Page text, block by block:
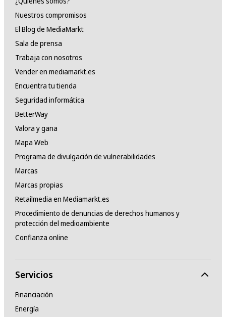
Nuestros compromisos
El Blog de MediaMarkt
Sala de prensa
Trabaja con nosotros
Vender en mediamarkt.es
Encuentra tu tienda
Seguridad informática
BetterWay
Valora y gana
Mapa Web
Programa de divulgación de vulnerabilidades
Marcas
Marcas propias
Retailmedia en Mediamarkt.es
Procedimiento de denuncias de derechos humanos y
protección del medioambiente
Confianza online
Servicios
Financiación
Energía